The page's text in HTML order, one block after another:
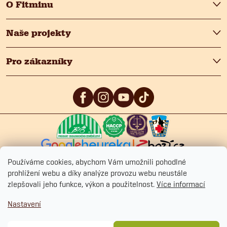
Používáme cookies, abychom Vám umožnili pohodlné
prohlížení webu a díky analýze provozu webu neustále
zlepšovali jeho funkce, výkon a použitelnost. Více informací
Nastavení
O Fitminu
Naše projekty
Pro zákazníky
5 4.9 /5 4.9
Obchodní podmínkyCookies